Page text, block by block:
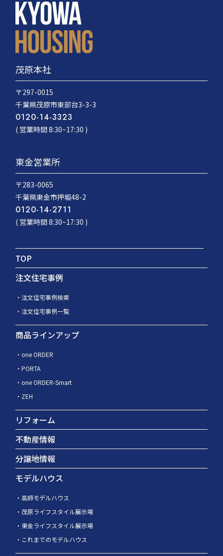
茂原本社
〒297-0015
千葉県茂原市東部台3-3-3
0120-14-3323
( 営業時間 8:30~17:30 )
東金営業所
〒283-0065
千葉県東金市押堀48-2
0120-14-2711
( 営業時間 8:30~17:30 )
TOP
注文住宅事例
注文住宅事例検索
注文住宅事例一覧
商品ラインアップ
one ORDER
PORTA
one ORDER-Smart
ZEH
リフォーム
不動産情報
分譲地情報
モデルハウス
高師モデルハウス
茂原ライフスタイル展示場
東金ライフスタイル展示場
これまでのモデルハウス